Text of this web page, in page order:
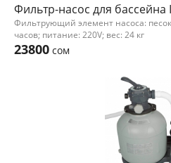
Фильтр-насос для бассейна
Фильтрующий элемент насоса:
часов; питание: 220V; вес: 24 кг
23800 сом